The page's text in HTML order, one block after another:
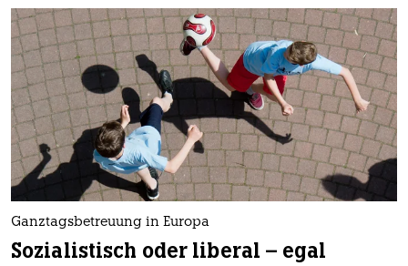
Ganztagsbetreuung in Europa
Sozialistisch oder liberal – egal